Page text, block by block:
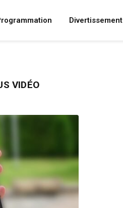
Divertissement
VIDÉO